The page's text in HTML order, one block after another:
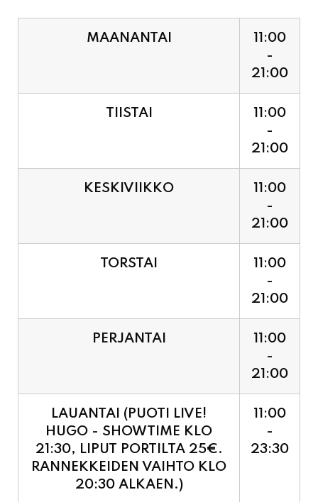
MAANANTAI
11:00
-
21:00
TIISTAI
11:00
-
21:00
KESKIVIIKKO
11:00
-
21:00
TORSTAI
11:00
-
21:00
PERJANTAI
11:00
-
21:00
LAUANTAI (PUOTI LIVE!
HUGO - SHOWTIME KLO
21:30, LIPUT PORTILTA 25€.
RANNEKKEIDEN VAIHTO KLO
20:30 ALKAEN.)
11:00
-
23:30